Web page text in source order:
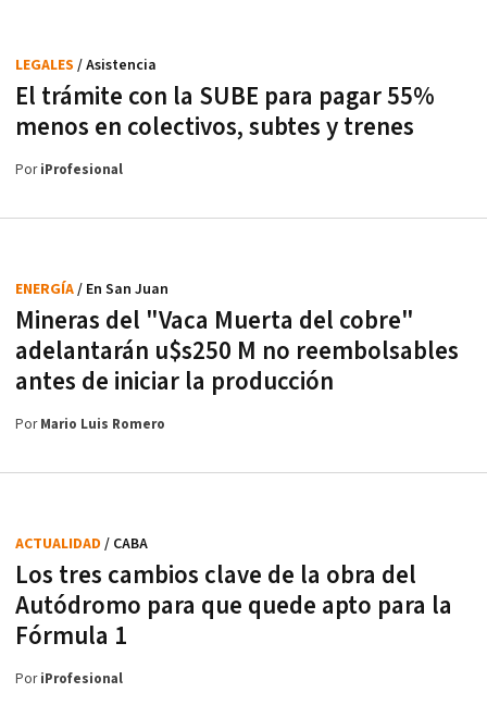
El trámite con la SUBE para pagar 55%
menos en colectivos, subtes y trenes
LEGALES / Asistencia
PoriProfesional
Mineras del "Vaca Muerta del cobre"
adelantarán u$s250 M no reembolsables
antes de iniciar la producción
ENERGÍA/ En San Juan
PorMario Luis Romero
Los tres cambios clave de la obra del
Autódromo para que quede apto para la
Fórmula 1
ACTUALIDAD / CABA
PoriProfesional